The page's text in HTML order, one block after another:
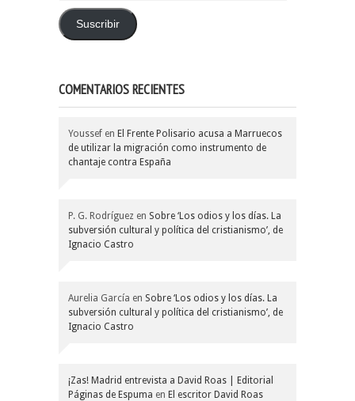
emailSuscribir
COMENTARIOS RECIENTES
Youssef en El Frente Polisario acusa a Marruecos
de utilizar la migración como instrumento de
chantaje contra España
P. G. Rodríguez en Sobre ‘Los odios y los días. La
subversión cultural y política del cristianismo’, de
Ignacio Castro
Aurelia García en Sobre ‘Los odios y los días. La
subversión cultural y política del cristianismo’, de
Ignacio Castro
¡Zas! Madrid entrevista a David Roas | Editorial
Páginas de Espuma en El escritor David Roas